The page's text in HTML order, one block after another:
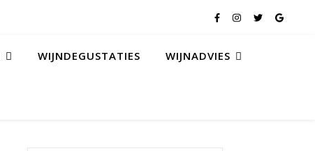
WIJNDEGUSTATIES WIJNADVIES